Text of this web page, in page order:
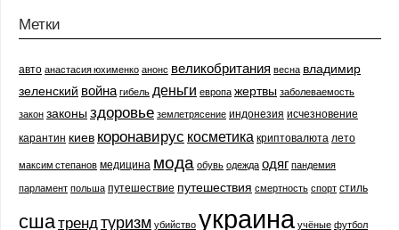
Метки
авто анастасия юхименко анонс великобритания весна владимир
зеленский война гибель деньги европа жертвы заболеваемость
закон законыздоровье землетрясение индонезия исчезновение
карантин киев коронавирус косметика криптовалюта лето
максим степанов медицина мода обувь одежда одяг пандемия
парламент польша путешествие путешествия смертность спорт стиль
сшатрендтуризм убийство украина учёные футбол